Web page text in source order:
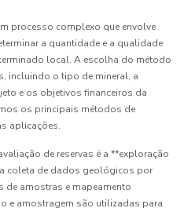
processo complexo que envolve
a quantidade e a qualidade
local. A escolha do método
incluindo o tipo de mineral, a
e os objetivos financeiros da
os principais métodos de
aplicações.
de reservas é a **exploração
coleta de dados geológicos por
de amostras e mapeamento
e amostragem são utilizadas para